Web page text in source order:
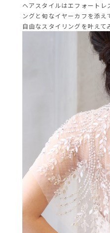
ヘアスタイルはエフォート
ングと旬なイヤーカフを添
自由なスタイリングを叶えて